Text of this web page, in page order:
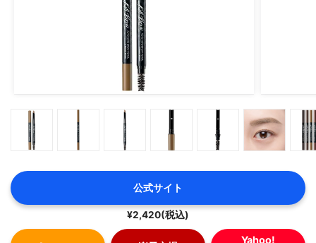
公式サイト
¥2,420(税込)
Yahoo!